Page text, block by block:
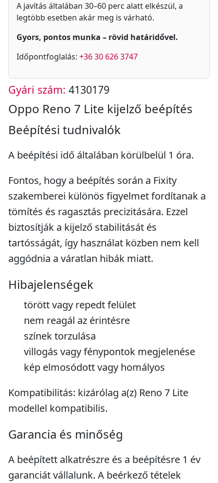
A javítás általában 30–60 perc alatt elkészül, a
legtöbb esetben akár meg is várható.
Gyors, pontos munka – rövid határidővel.
Időpontfoglalás: +36 30 626 3747
Gyári szám: 4130179
Oppo Reno 7 Lite kijelző beépítés
Beépítési tudnivalók
A beépítési idő általában körülbelül 1 óra.
Fontos, hogy a beépítés során a Fixity
szakemberei különös figyelmet fordítanak a
tömítés és ragasztás precizitására. Ezzel
biztosítják a kijelző stabilitását és
tartósságát, így használat közben nem kell
aggódnia a váratlan hibák miatt.
Hibajelenségek
törött vagy repedt felület
nem reagál az érintésre
színek torzulása
villogás vagy fénypontok megjelenése
kép elmosódott vagy homályos
Kompatibilitás: kizárólag a(z) Reno 7 Lite
modellel kompatibilis.
Garancia és minőség
A beépített alkatrészre és a beépítésre 1 év
garanciát vállalunk. A beérkező tételek